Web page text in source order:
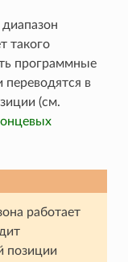
такого
программные
переводятся в
(см.
работает
позиции